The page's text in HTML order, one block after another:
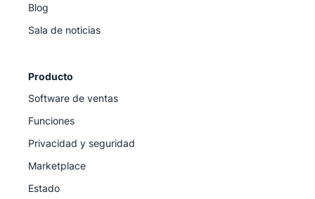
Blog
Sala de noticias
Producto
Software de ventas
Funciones
Privacidad y seguridad
Marketplace
Estado